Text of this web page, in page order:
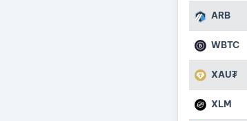
ARB
WBTC
XAU₮
XLM